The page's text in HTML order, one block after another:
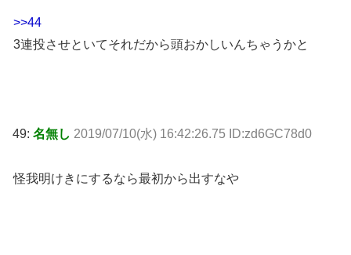
>>44
3連投させといてそれだから頭おかしいんちゃうかと
49: 名無し 2019/07/10(水) 16:42:26.75 ID:zd6GC78d0
怪我明けきにするなら最初から出すなや